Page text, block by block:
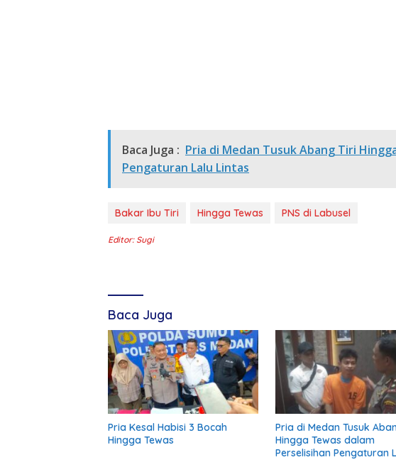
Baca Juga : Pria di Medan Tusuk Abang Tiri
Pengaturan Lalu Lintas
Bakar Ibu Tiri Hingga Tewas PNS di Labusel
Editor: Sugi
Baca Juga
Pria Kesal Habisi 3 Bocah
Hingga Tewas
Pria di Medan Tusuk
Hingga Tewas dalam
Perselisihan Pengaturan